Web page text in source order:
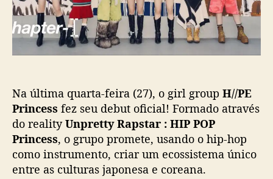
c
a
ç
ã
n
c
e
e
b
u
a
o
f
Na última quarta-feira (27), o girl group H//PE
Princess fez seu debut oficial! Formado através
do realityUnpretty Rapstar : HIP POP
Princess, o grupo promete, usando o hip-hop
como instrumento, criar um ecossistema único
entre as culturas japonesa e coreana.